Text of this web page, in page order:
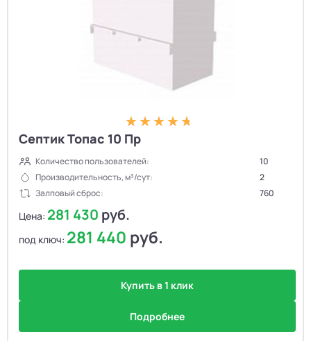
Септик Топас 10 Пр
Количество пользователей:
10
Производительность, м³/сут:
2
Залповый сброс:
760
Цена: 281 430 руб.
под ключ: 281 440 руб.
Купить в 1 клик
Подробнее